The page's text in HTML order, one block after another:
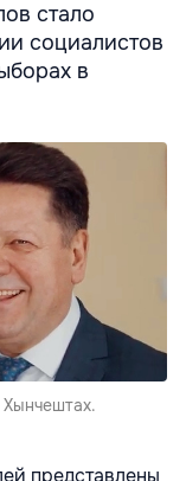
стало
социалистов
в
представлены